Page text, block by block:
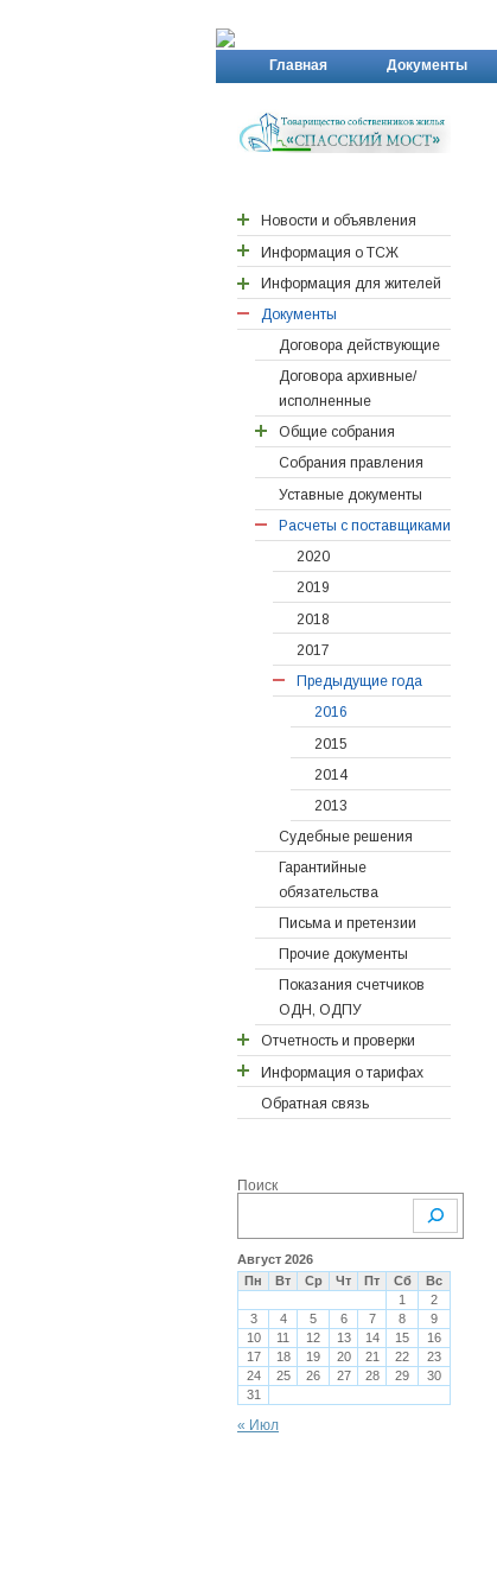
Главная Документы
Новости и объявления
Новости района ПП
Новости Спасского
моста
Информация о ТСЖ
Реквизиты ТСЖ
Контактная информация
Правление ТСЖ
Персонал ТСЖ
Ревизионная комиссия
Счетная комиссия
Информация для жителей
Важные адреса
Детские сады
Поликлинника
Документы новоселам
Документы
Договора действующие
Договора архивные/
исполненные
Общие собрания
2026
2024
2023
Предыдущие года
2022
2021
2020
2019
2018
2017
2016
2015
2014
2013
2012
Собрания правления
Уставные документы
Расчеты с поставщиками
2020
2019
2018
2017
Предыдущие года
2016
2015
2014
2013
Судебные решения
Гарантийные
обязательства
Письма и претензии
Прочие документы
Показания счетчиков
ОДН, ОДПУ
Отчетность и проверки
Годовые отчеты
Отчеты ревизионной
Проверки ТСЖ
Информация о тарифах
Перерасчёты
2024
2018-2019 года
2017-2018 года
2016-2017 года
2015-2016 года
2013-2014 года
Обратная связь
Поиск
Август 2026
Пн
Вт Ср Чт Пт Сб
Вс
1
2
3
4 5 6 7 8
9
10
11 12 13 14 15
16
17
18 19 20 21 22
23
24
25 26 27 28 29
30
31
« Июл